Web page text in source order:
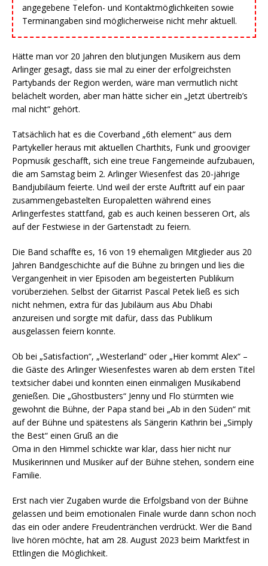
angegebene Telefon- und Kontaktmöglichkeiten sowie
Terminangaben sind möglicherweise nicht mehr aktuell.
Hätte man vor 20 Jahren den blutjungen Musikern aus dem
Arlinger gesagt, dass sie mal zu einer der erfolgreichsten
Partybands der Region werden, wäre man vermutlich nicht
belächelt worden, aber man hätte sicher ein „Jetzt übertreib’s
mal nicht“ gehört.
Tatsächlich hat es die Coverband „6th element“ aus dem
Partykeller heraus mit aktuellen Charthits, Funk und grooviger
Popmusik geschafft, sich eine treue Fangemeinde aufzubauen,
die am Samstag beim 2. Arlinger Wiesenfest das 20-jährige
Bandjubiläum feierte. Und weil der erste Auftritt auf ein paar
zusammengebastelten Europaletten während eines
Arlingerfestes stattfand, gab es auch keinen besseren Ort, als
auf der Festwiese in der Gartenstadt zu feiern.
Die Band schaffte es, 16 von 19 ehemaligen Mitglieder aus 20
Jahren Bandgeschichte auf die Bühne zu bringen und lies die
Vergangenheit in vier Episoden am begeisterten Publikum
vorüberziehen. Selbst der Gitarrist Pascal Petek ließ es sich
nicht nehmen, extra für das Jubiläum aus Abu Dhabi
anzureisen und sorgte mit dafür, dass das Publikum
ausgelassen feiern konnte.
Ob bei „Satisfaction“, „Westerland“ oder „Hier kommt Alex“ –
die Gäste des Arlinger Wiesenfestes waren ab dem ersten Titel
textsicher dabei und konnten einen einmaligen Musikabend
genießen. Die „Ghostbusters“ Jenny und Flo stürmten wie
gewohnt die Bühne, der Papa stand bei „Ab in den Süden“ mit
auf der Bühne und spätestens als Sängerin Kathrin bei „Simply
the Best“ einen Gruß an die
Oma in den Himmel schickte war klar, dass hier nicht nur
Musikerinnen und Musiker auf der Bühne stehen, sondern eine
Familie.
Erst nach vier Zugaben wurde die Erfolgsband von der Bühne
gelassen und beim emotionalen Finale wurde dann schon noch
das ein oder andere Freudentränchen verdrückt. Wer die Band
live hören möchte, hat am 28. August 2023 beim Marktfest in
Ettlingen die Möglichkeit.